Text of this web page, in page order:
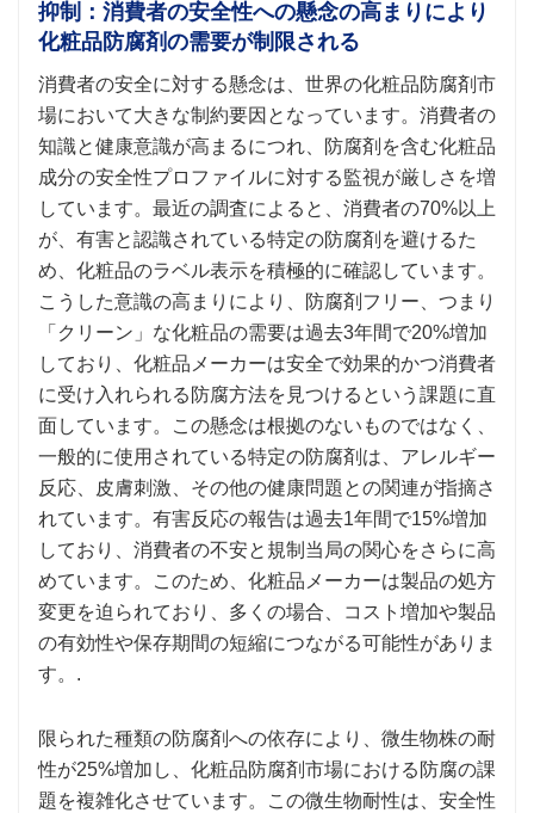
抑制：消費者の安全性への懸念の高まりにより
化粧品防腐剤の需要が制限される
消費者の安全に対する懸念は、世界の化粧品防腐剤市
場において大きな制約要因となっています。消費者の
知識と健康意識が高まるにつれ、防腐剤を含む化粧品
成分の安全性プロファイルに対する監視が厳しさを増
しています。最近の調査によると、消費者の70%以上
が、有害と認識されている特定の防腐剤を避けるた
め、化粧品のラベル表示を積極的に確認しています。
こうした意識の高まりにより、防腐剤フリー、つまり
「クリーン」な化粧品の需要は過去3年間で20%増加
しており、化粧品メーカーは安全で効果的かつ消費者
に受け入れられる防腐方法を見つけるという課題に直
面しています。この懸念は根拠のないものではなく、
一般的に使用されている特定の防腐剤は、アレルギー
反応、皮膚刺激、その他の健康問題との関連が指摘さ
れています。有害反応の報告は過去1年間で15%増加
しており、消費者の不安と規制当局の関心をさらに高
めています。このため、化粧品メーカーは製品の処方
変更を迫られており、多くの場合、コスト増加や製品
の有効性や保存期間の短縮につながる可能性がありま
す。.
限られた種類の防腐剤への依存により、微生物株の耐
性が25%増加し、化粧品防腐剤市場における防腐の課
題を複雑化させています。この微生物耐性は、安全性